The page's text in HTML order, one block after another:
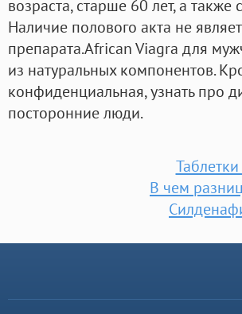
возраста, старше 60 лет, а
Наличие полового акта не
препарата.African Viagra для
из натуральных компонентов.
конфиденциальная, узнать про
посторонние люди.
В чем